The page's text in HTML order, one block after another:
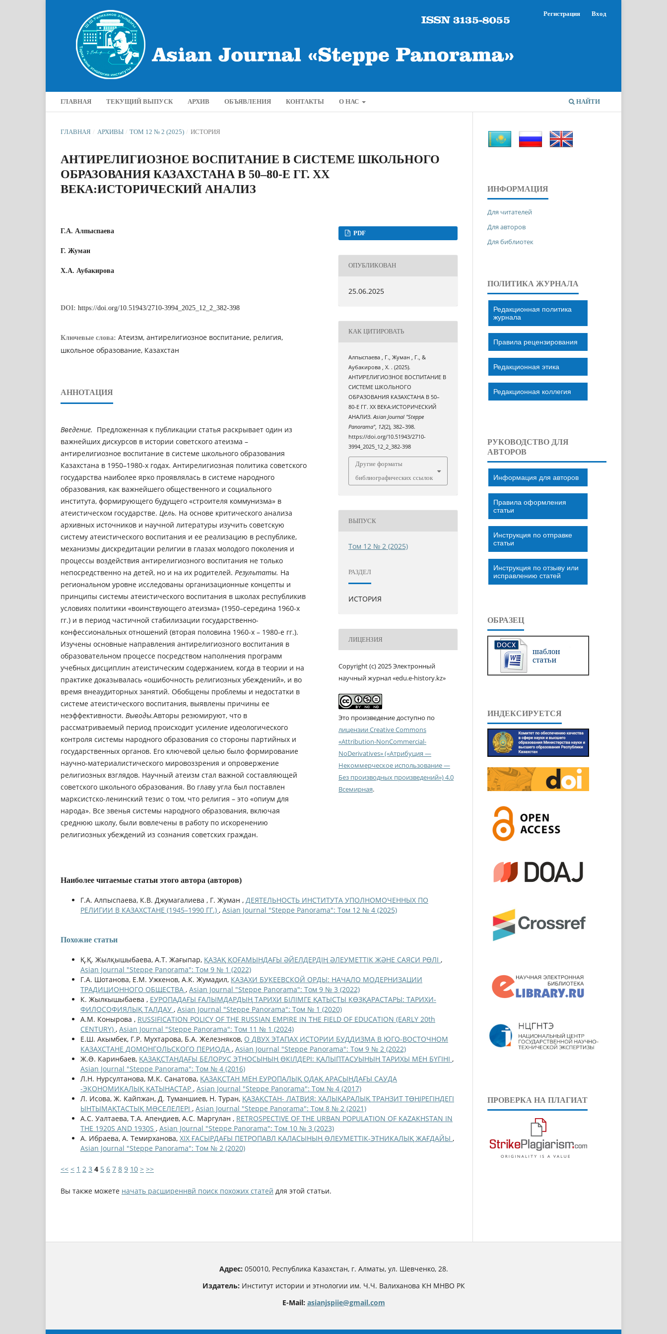
ГЛАВНАЯ ТЕКУЩИЙ ВЫПУСК АРХИВ ОБЪЯВЛЕНИЯ КОНТАКТЫ О НАС НАЙТИ
Регистрация Вход
ГЛАВНАЯ / АРХИВЫ / ТОМ 12 № 2 (2025) / ИСТОРИЯ
АНТИРЕЛИГИОЗНОЕ ВОСПИТАНИЕ В СИСТЕМЕ ШКОЛЬНОГО
ОБРАЗОВАНИЯ КАЗАХСТАНА В 50–80-Е ГГ. ХХ
ВЕКА:ИСТОРИЧЕСКИЙ АНАЛИЗ
Г.А. Алпыспаева
Г. Жуман
Х.А. Аубакирова
DOI: https://doi.org/10.51943/2710-3994_2025_12_2_382-398
Ключевые слова: Атеизм, антирелигиозное воспитание, религия,
школьное образование, Казахстан
АННОТАЦИЯ
Введение. Предложенная к публикации статья раскрывает один из
важнейших дискурсов в истории советского атеизма –
антирелигиозное воспитание в системе школьного образования
Казахстана в 1950–1980-х годах. Антирелигиозная политика советского
государства наиболее ярко проявлялась в системе народного
образования, как важнейшего общественного и социального
института, формирующего будущего «строителя коммунизма» в
атеистическом государстве. Цель. На основе критического анализа
архивных источников и научной литературы изучить советскую
систему атеистического воспитания и ее реализацию в республике,
механизмы дискредитации религии в глазах молодого поколения и
процессы воздействия антирелигиозного воспитания не только
непосредственно на детей, но и на их родителей. Результаты. На
региональном уровне исследованы организационные концепты и
принципы системы атеистического воспитания в школах республикив
условиях политики «воинствующего атеизма» (1950–середина 1960-х
гг.) и в период частичной стабилизации государственно-
конфессиональных отношений (вторая половина 1960-х – 1980-е гг.).
Изучены основные направления антирелигиозного воспитания в
образовательном процессе посредством наполнения программ
учебных дисциплин атеистическим содержанием, когда в теории и на
практике доказывалась «ошибочность религиозных убеждений», и во
время внеаудиторных занятий. Обобщены проблемы и недостатки в
системе атеистического воспитания, выявлены причины ее
неэффективности. Выводы.Авторы резюмируют, что в
рассматриваемый период происходит усиление идеологического
контроля системы народного образования со стороны партийных и
государственных органов. Его ключевой целью было формирование
научно-материалистического мировоззрения и опровержение
религиозных взглядов. Научный атеизм стал важной составляющей
советского школьного образования. Во главу угла был поставлен
марксистско-ленинский тезис о том, что религия – это «опиум для
народа». Все звенья системы народного образования, включая
среднюю школу, были вовлечены в работу по искоренению
религиозных убеждений из сознания советских граждан.
PDF
ОПУБЛИКОВАН
25.06.2025
КАК ЦИТИРОВАТЬ
Алпыспаева , Г., Жуман , Г., &
Аубакирова , Х. . (2025).
АНТИРЕЛИГИОЗНОЕ ВОСПИТАНИЕ В
СИСТЕМЕ ШКОЛЬНОГО
ОБРАЗОВАНИЯ КАЗАХСТАНА В 50–
80-Е ГГ. ХХ ВЕКА:ИСТОРИЧЕСКИЙ
АНАЛИЗ.Asian Journal "Steppe
Panorama", 12(2), 382–398.
https://doi.org/10.51943/2710-
3994_2025_12_2_382-398
Другие форматы
библиографических ссылок
ВЫПУСК
Том 12 № 2 (2025)
РАЗДЕЛ
ИСТОРИЯ
ЛИЦЕНЗИЯ
Copyright (c) 2025 Электронный
научный журнал «edu.e-history.kz»
Это произведение доступно по
лицензии Creative Commons
«Attribution-NonCommercial-
NoDerivatives» («Атрибуция —
Некоммерческое использование —
Без производных произведений») 4.0
Всемирная.
Наиболее читаемые статьи этого автора (авторов)
Г.А. Алпыспаева, К.В. Джумагалиева , Г. Жуман , ДЕЯТЕЛЬНОСТЬ ИНСТИТУТА УПОЛНОМОЧЕННЫХ ПО
РЕЛИГИИ В КАЗАХСТАНЕ (1945–1990 ГГ.) , Asian Journal "Steppe Panorama": Том 12 № 4 (2025)
Похожие статьи
Қ.Қ. Жылқышыбаева, А.Т. Жағыпар, ҚАЗАҚ ҚОҒАМЫНДАҒЫ ӘЙЕЛДЕРДІҢ ӘЛЕУМЕТТІК ЖӘНЕ САЯСИ РӨЛІ ,
Asian Journal "Steppe Panorama": Том 9 № 1 (2022)
Г.А. Шотанова, Е.М. Ужкенов, А.К. Жумадил, КАЗАХИ БУКЕЕВСКОЙ ОРДЫ: НАЧАЛО МОДЕРНИЗАЦИИ
ТРАДИЦИОННОГО ОБЩЕСТВА , Asian Journal "Steppe Panorama": Том 9 № 3 (2022)
К. Жылкышыбаева , ЕУРОПАДАҒЫ ҒАЛЫМДАРДЫҢ ТАРИХИ БІЛІМГЕ ҚАТЫСТЫ КӨЗҚАРАСТАРЫ: ТАРИХИ-
ФИЛОСОФИЯЛЫҚ ТАЛДАУ , Asian Journal "Steppe Panorama": Том № 1 (2020)
А.М. Конырова , RUSSIFICATION POLICY OF THE RUSSIAN EMPIRE IN THE FIELD OF EDUCATION (EARLY 20th
CENTURY) , Asian Journal "Steppe Panorama": Том 11 № 1 (2024)
Е.Ш. Акымбек, Г.Р. Мухтарова, Б.А. Железняков, О ДВУХ ЭТАПАХ ИСТОРИИ БУДДИЗМА В ЮГО-ВОСТОЧНОМ
КАЗАХСТАНЕ ДОМОНГОЛЬСКОГО ПЕРИОДА , Asian Journal "Steppe Panorama": Том 9 № 2 (2022)
Ж.Ə. Каринбаев, ҚАЗАҚСТАНДАҒЫ БЕЛОРУС ЭТНОСЫНЫҢ ӨКІЛДЕРІ: ҚАЛЫПТАСУЫНЫҢ ТАРИХЫ МЕН БҮГІНІ ,
Asian Journal "Steppe Panorama": Том № 4 (2016)
Л.Н. Нурсултанова, М.К. Санатова, ҚАЗАҚСТАН МЕН ЕУРОПАЛЫҚ ОДАҚ АРАСЫНДАҒЫ САУДА
-ЭКОНОМИКАЛЫҚ ҚАТЫНАСТАР , Asian Journal "Steppe Panorama": Том № 4 (2017)
Л. Исова, Ж. Кайпжан, Д. Туманшиев, Н. Тyран, ҚАЗАҚСТАН- ЛАТВИЯ: ХАЛЫҚАРАЛЫҚ ТРАНЗИТ ТӨҢІРЕГІНДЕГІ
ЫНТЫМАҚТАСТЫҚ МƏСЕЛЕЛЕРІ , Asian Journal "Steppe Panorama": Том 8 № 2 (2021)
А.С. Уалтаева, Т.А. Апендиев, А.С. Маргулан , RETROSPECTIVE OF THE URBAN POPULATION OF KAZAKHSTAN IN
THE 1920S AND 1930S , Asian Journal "Steppe Panorama": Том 10 № 3 (2023)
А. Ибраева, А. Темирханова, ХІХ ҒАСЫРДАҒЫ ПЕТРОПАВЛ ҚАЛАСЫНЫҢ ƏЛЕУМЕТТІК-ЭТНИКАЛЫҚ ЖАҒДАЙЫ ,
Asian Journal "Steppe Panorama": Том № 2 (2020)
<< < 1 2 3 4 5 6 7 8 9 10 > >>
Вы также можете начать расширеннвй поиск похожих статей для этой статьи.
ИНФОРМАЦИЯ
Для читателей
Для авторов
Для библиотек
ПОЛИТИКА ЖУРНАЛА
Редакционная политика
журнала
Правила рецензирования
Редакционная этика
Редакционная коллегия
РУКОВОДСТВО ДЛЯ
АВТОРОВ
Информация для авторов
Правила оформления
статьи
Инструкция по отправке
статьи
Инструкция по отзыву или
исправлению статей
ОБРАЗЕЦ
ИНДЕКСИРУЕТСЯ
ПРОВЕРКА НА ПЛАГИАТ
Адрес:050010, Республика Казахстан, г. Алматы, ул. Шевченко, 28.
Издатель: Институт истории и этнологии им. Ч.Ч. Валиханова КН МНВО РК
E-Mail: asianjspiie@gmail.com